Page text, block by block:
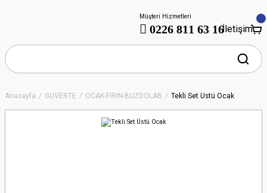
Müşteri Hizmetleri
0226 811 63 16İletişim
Anasayfa GÜVERTE OCAK-FIRIN-BUZDOLAB Tekli Set Üstü Ocak